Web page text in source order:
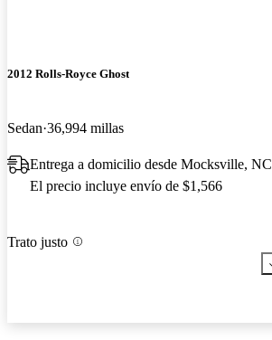
2012 Rolls-Royce Ghost
Sedan 36,994 millas
Entrega a domicilio desde Mocksville, NC
El precio incluye envío de $1,566
Trato justo